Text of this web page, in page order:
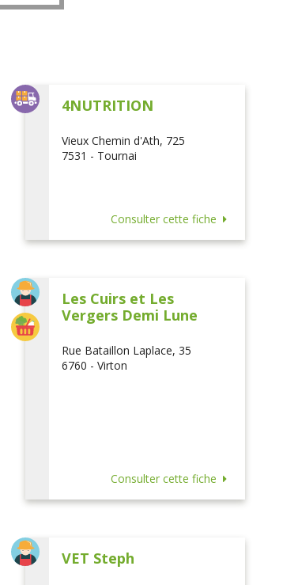
4NUTRITION
Vieux Chemin d'Ath, 725
7531 - Tournai
Consulter cette fiche
Les Cuirs et Les
Vergers Demi Lune
Rue Bataillon Laplace, 35
6760 - Virton
Consulter cette fiche
VET Steph